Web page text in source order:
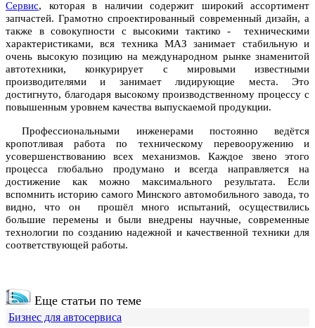
Сервис, которая в наличии содержит широкий ассортимент
запчастей. Грамотно спроектированный современный дизайн, а
также в совокупности с высокими тактико - техническими
характеристиками, вся техника МАЗ занимает стабильную и
очень высокую позицию на международном рынке знаменитой
автотехники, конкурирует с мировыми известными
производителями и занимает лидирующие места. Это
достигнуто, благодаря высокому производственному процессу с
повышенным уровнем качества выпускаемой продукции.
Профессиональными инженерами постоянно ведётся
кропотливая работа по техническому перевооружению и
усовершенствованию всех механизмов. Каждое звено этого
процесса глобально продумано и всегда направляется на
достижение как можно максимального результата. Если
вспомнить историю самого Минского автомобильного завода, то
видно, что он прошёл много испытаний, осуществились
большие перемены и были внедрены научные, современные
технологии по созданию надежной и качественной техники для
соответствующей работы.
Еще статьи по теме
Бизнес для автосервиса